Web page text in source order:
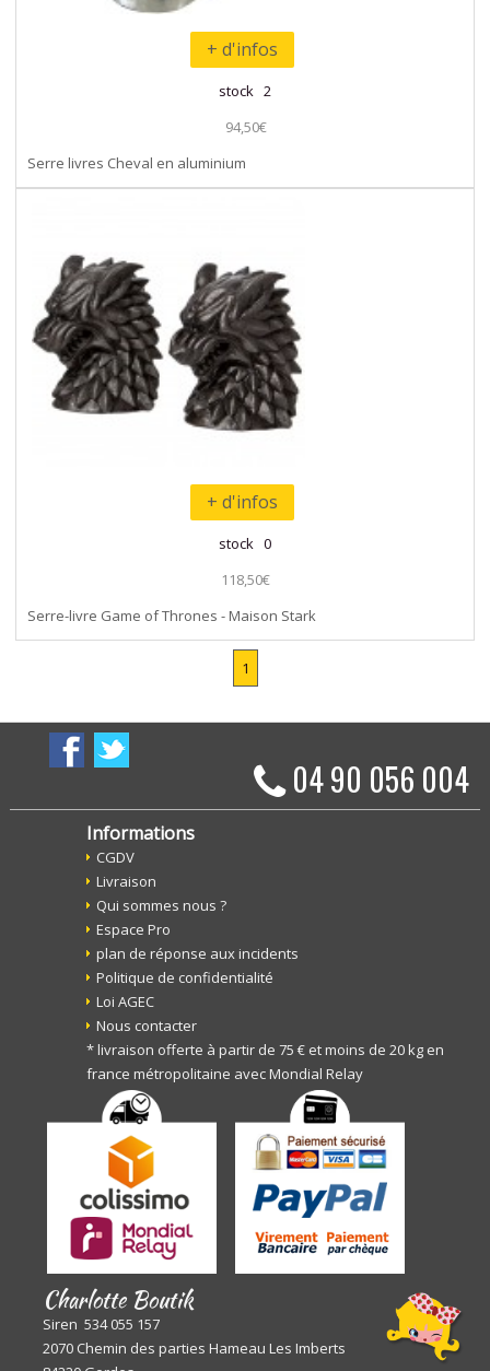
+ d'infos
stock 2
94,50€
Serre livres Cheval en aluminium
+ d'infos
stock 0
118,50€
Serre-livre Game of Thrones - Maison Stark
1
04 90 056 004
Informations
CGDV
Livraison
Qui sommes nous ?
Espace Pro
plan de réponse aux incidents
Politique de confidentialité
Loi AGEC
Nous contacter
* livraison offerte à partir de 75 € et moins de 20 kg en
france métropolitaine avec Mondial Relay
Charlotte Boutik
Siren 534 055 157
2070 Chemin des parties Hameau Les Imberts